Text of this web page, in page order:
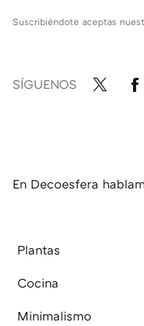
Suscribiéndote aceptas
SÍGUENOS
En Decoesfera
Plantas
Cocina
Minimalismo